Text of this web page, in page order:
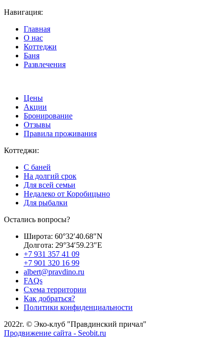
Навигация:
Главная
О нас
Коттеджи
Баня
Развлечения
Цены
Акции
Бронирование
Отзывы
Правила проживания
Коттеджи:
С баней
На долгий срок
Для всей семьи
Недалеко от Коробицыно
Для рыбалки
Остались вопросы?
Широта: 60°32′40.68″N
Долгота: 29°34′59.23″E
+7 931 357 41 09
+7 901 320 16 99
albert@pravdino.ru
FAQs
Схема территории
Как добраться?
Политики конфиденциальности
2022г. © Эко-клуб "Правдинский причал"
Продвижение сайта - Seobit.ru